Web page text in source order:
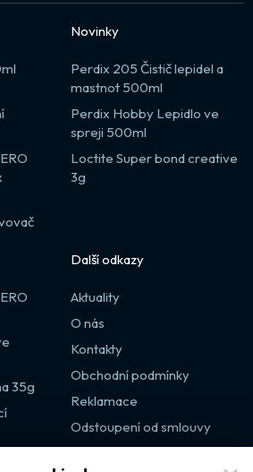
Novinky
Perdix 205 Čistič lepidel a
mastnot 500ml
Perdix Hobby Lepidlo ve
spreji 500ml
Loctite Super bond creative
3g
35g
Další odkazy
Aktuality
O nás
Kontakty
Obchodní podmínky
Reklamace
Odstoupení od smlouvy
Výprodej